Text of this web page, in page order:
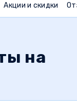
Акции и скидки
на